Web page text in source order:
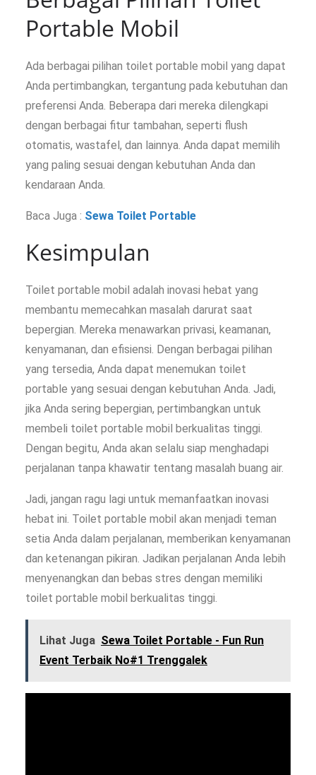
Portable Mobil
Ada berbagai pilihan toilet portable mobil yang dapat
Anda pertimbangkan, tergantung pada kebutuhan dan
preferensi Anda. Beberapa dari mereka dilengkapi
dengan berbagai fitur tambahan, seperti flush
otomatis, wastafel, dan lainnya. Anda dapat memilih
yang paling sesuai dengan kebutuhan Anda dan
kendaraan Anda.
Baca Juga : Sewa Toilet Portable
Kesimpulan
Toilet portable mobil adalah inovasi hebat yang
membantu memecahkan masalah darurat saat
bepergian. Mereka menawarkan privasi, keamanan,
kenyamanan, dan efisiensi. Dengan berbagai pilihan
yang tersedia, Anda dapat menemukan toilet
portable yang sesuai dengan kebutuhan Anda. Jadi,
jika Anda sering bepergian, pertimbangkan untuk
membeli toilet portable mobil berkualitas tinggi.
Dengan begitu, Anda akan selalu siap menghadapi
perjalanan tanpa khawatir tentang masalah buang air.
Jadi, jangan ragu lagi untuk memanfaatkan inovasi
hebat ini. Toilet portable mobil akan menjadi teman
setia Anda dalam perjalanan, memberikan kenyamanan
dan ketenangan pikiran. Jadikan perjalanan Anda lebih
menyenangkan dan bebas stres dengan memiliki
toilet portable mobil berkualitas tinggi.
Lihat Juga Sewa Toilet Portable - Fun Run
Event Terbaik No#1 Trenggalek